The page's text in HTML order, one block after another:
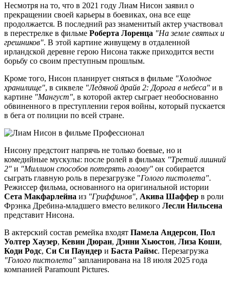
Несмотря на то, что в 2021 году Лиам Нисон заявил о
прекращении своей карьеры в боевиках, она все еще
продолжается. В последний раз знаменитый актер участвовал
в перестрелке в фильме Роберта Лоренца "На земле святых и
грешников". В этой картине живущему в отдаленной
ирландской деревне герою Нисона также приходится вести
борьбу со своим преступным прошлым.
Кроме того, Нисон планирует сняться в фильме "Холодное
хранилище", в сиквеле "Ледяной драйв 2: Дорога в небеса" и в
картине "Мангуст", в которой актер сыграет необоснованно
обвиненного в преступлении героя войны, который пускается
в бега от полиции по всей стране.
Нисону предстоит напрячь не только боевые, но и
комедийные мускулы: после ролей в фильмах "Третий лишний
2" и "Миллион способов потерять голову" он собирается
сыграть главную роль в перезагрузке "Голого пистолета".
Режиссер фильма, основанного на оригинальной истории
Сета Макфарлейна из "Гриффинов", Акива Шаффер в роли
Фрэнка Дребина-младшего вместо великого Лесли Нильсена
представит Нисона.
В актерский состав ремейка входят Памела Андерсон, Пол
Уолтер Хаузер, Кевин Дюран, Дэнни Хьюстон, Лиза Коши,
Коди Родс, Си Си Паундер и Баста Раймс. Перезагрузка
"Голого пистолета" запланирована на 18 июля 2025 года
компанией Paramount Pictures.